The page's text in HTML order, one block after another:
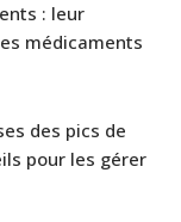
: leur
médicaments
des pics de
pour les gérer